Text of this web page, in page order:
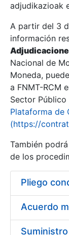
Erakutsi/
Erakutsi/
Erakutsi/
Erakutsi/
adjudikazioak
A partir del 3
información
Nacional de
Moneda,
a FNMT-RCM
Sector
Plataforma de
(https://
También
de los